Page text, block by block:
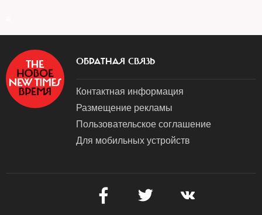
ОБРАТНАЯ СВЯЗЬ
Контактная информация
Размещение рекламы
Пользовательское соглашение
Для мобильных устройств